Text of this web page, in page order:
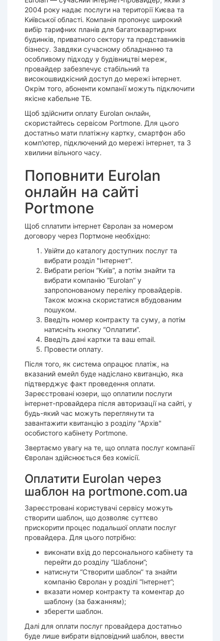
2004 року надає послуги на території Києва та
Київської області. Компанія пропонує широкий
вибір тарифних планів для багатоквартирних
будинків, приватного сектору та представників
бізнесу. Завдяки сучасному обладнанню та
особливому підходу у будівництві мереж,
провайдер забезпечує стабільний та
високошвидкісний доступ до мережі інтернет.
Окрім того, абоненти компанії можуть підключити
якісне кабельне ТБ.
Щоб здійснити оплату Eurolan онлайн,
скористайтесь сервісом Portmone. Для цього
достатньо мати платіжну картку, смартфон або
комп'ютер, підключений до мережі інтернет, та 3
хвилини вільного часу.
Поповнити Eurolan
онлайн на сайті
Portmone
Щоб сплатити інтернет Євролан за номером
договору через Портмоне необхідно:
Увійти до каталогу доступних послуг та
вибрати розділ "Інтернет".
Вибрати регіон “Київ”, а потім знайти та
вибрати компанію “Eurolan” у
запропонованому переліку провайдерів.
Також можна скористатися вбудованим
пошуком.
Введіть номер контракту та суму, а потім
натисніть кнопку “Оплатити”.
Введіть дані картки та ваш email.
Провести оплату.
Після того, як система опрацює платіж, на
вказаний емейл буде надіслано квитанцію, яка
підтверджує факт проведення оплати.
Зареєстровані юзери, що оплатили послуги
інтернет-провайдера після авторизації на сайті, у
будь-який час можуть переглянути та
завантажити квитанцію з розділу "Архів"
особистого кабінету Portmone.
Звертаємо увагу на те, що оплата послуг компанії
Євролан здійснюється без комісії.
Оплатити Eurolan через
шаблон на portmone.com.ua
Зареєстровані користувачі сервісу можуть
створити шаблон, що дозволяє суттєво
прискорити процес подальшої оплати послуг
провайдера. Для цього потрібно:
виконати вхід до персонального кабінету та
перейти до розділу “Шаблони”;
натиснути “Створити шаблон” та знайти
компанію Євролан у розділі “Інтернет”;
вказати номер контракту та коментар до
шаблону (за бажанням);
зберегти шаблон.
Далі для оплати послуг провайдера достатньо
буде лише вибрати відповідний шаблон, ввести